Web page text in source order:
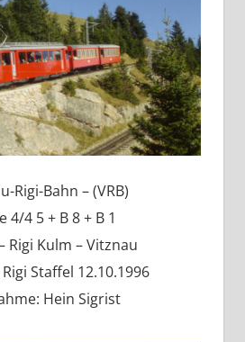
Rigi-Bahn – (VRB)
4/4 5 + B 8 + B 1
Rigi Kulm – Vitznau
Staffel 12.10.1996
Hein Sigrist